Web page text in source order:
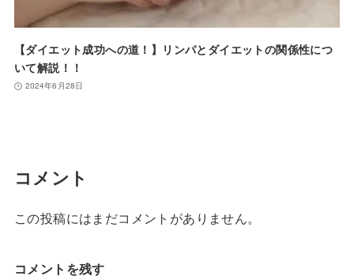
【ダイエット成功への道！】リンパとダイエットの関係性につ
いて解説！！
2024年6月28日
コメント
この投稿にはまだコメントがありません。
コメントを残す